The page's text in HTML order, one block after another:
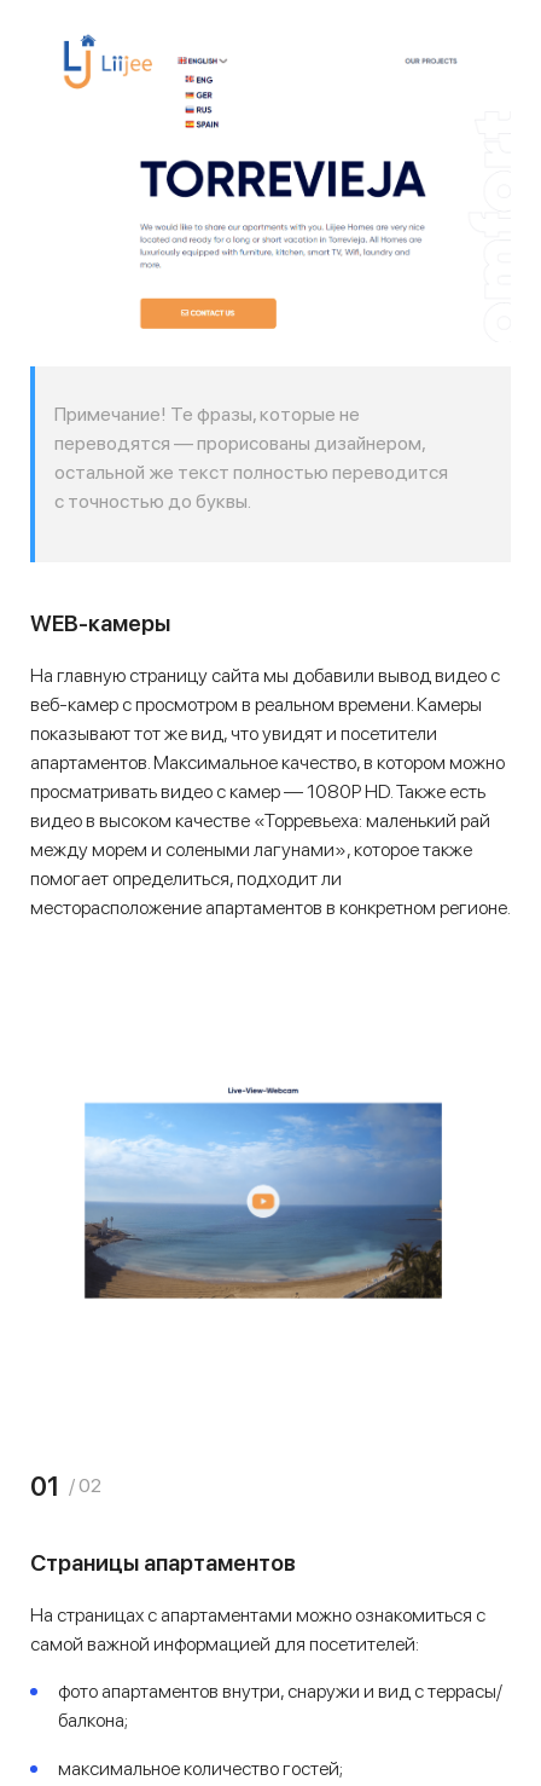
Примечание! Те фразы, которые не
переводятся — прорисованы дизайнером,
остальной же текст полностью переводится
с точностью до буквы.
WEB-камеры
На главную страницу сайта мы добавили вывод видео с
веб-камер с просмотром в реальном времени. Камеры
показывают тот же вид, что увидят и посетители
апартаментов. Максимальное качество, в котором можно
просматривать видео с камер — 1080P HD. Также есть
видео в высоком качестве «Торревьеха: маленький рай
между морем и солеными лагунами», которое также
помогает определиться, подходит ли
месторасположение апартаментов в конкретном регионе.
01 / 02
Страницы апартаментов
На страницах с апартаментами можно ознакомиться с
самой важной информацией для посетителей:
фото апартаментов внутри, снаружи и вид с террасы/
балкона;
максимальное количество гостей;